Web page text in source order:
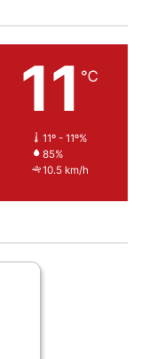
11 ℃
11º - 11º%
85%
10.5 km/h